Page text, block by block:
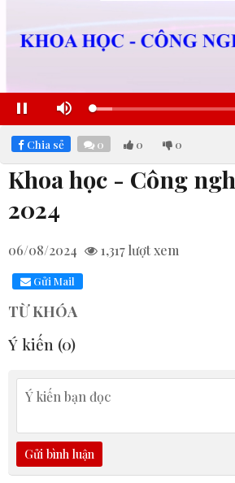
Pause Mute Loaded:
23.97%
Chia sẻ 0 0 0
Khoa học - Công
2024
06/08/2024 1,317lượt xem
Gửi Mail
TỪ KHÓA
Ý kiến (0)
Gửi bình luận